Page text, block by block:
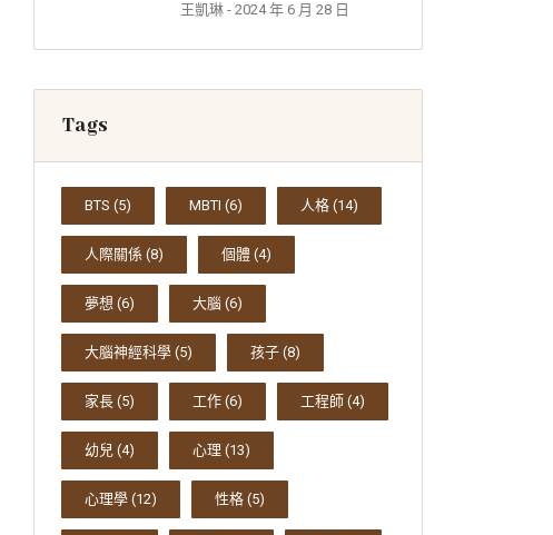
王凱琳 - 2024 年 6 月 28 日
Tags
BTS (5) MBTI (6) 人格 (14)
人際關係 (8) 個體 (4)
夢想 (6) 大腦 (6)
大腦神經科學 (5) 孩子 (8)
家長 (5) 工作 (6) 工程師 (4)
幼兒 (4) 心理 (13)
心理學 (12) 性格 (5)